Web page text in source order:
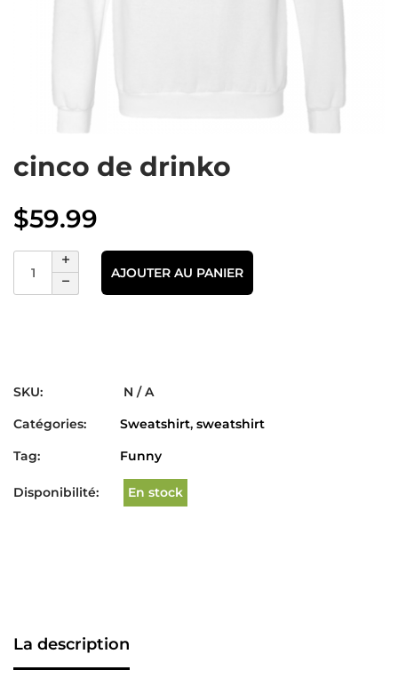
cinco de drinko
$59.99
AJOUTER AU PANIER
SKU:
N / A
Catégories:
Sweatshirt, sweatshirt
Tag:
Funny
Disponibilité: En stock
La description